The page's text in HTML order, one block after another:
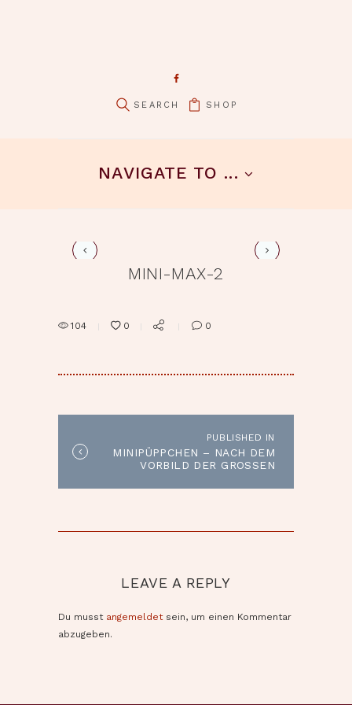
SHOP
NAVIGATE TO ...
mini-muetzen
MINI-MAX-2
104 0 0
PUBLISHED IN
post:
MINIPÜPPCHEN – NACH DEM
VORBILD DER GROSSEN
LEAVE A REPLY
Du musst angemeldetsein, um einen Kommentar
abzugeben.